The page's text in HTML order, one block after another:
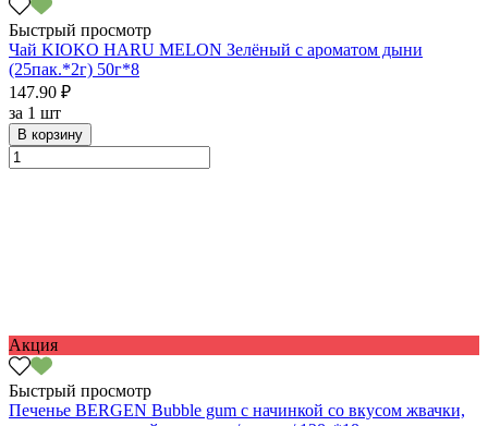
Быстрый просмотр
Чай KIOKO HARU MELON Зелёный с ароматом дыни
(25пак.*2г) 50г*8
147.90 ₽
за 1 шт
В корзину
Акция
Быстрый просмотр
Печенье BERGEN Bubble gum с начинкой со вкусом жвачки,